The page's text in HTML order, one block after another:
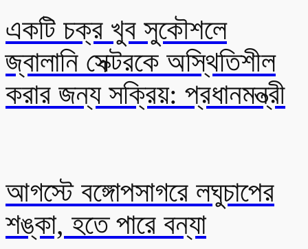
একটি চক্র খুব সুকৌশলে
জ্বালানি সেক্টরকে অস্থিতিশীল
করার জন্য সক্রিয়: প্রধানমন্ত্রী
আগস্টে বঙ্গোপসাগরে লঘুচাপের
শঙ্কা, হতে পারে বন্যা